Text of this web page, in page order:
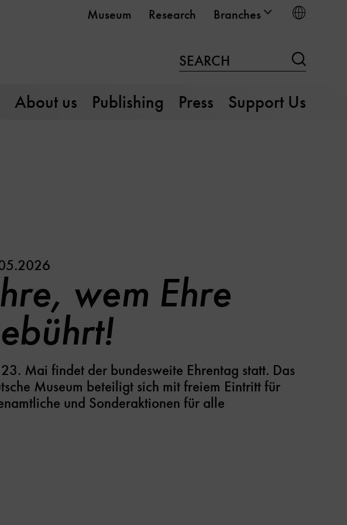
Museum Research Branches
SEARCH
About us Publishing Press Support Us
wem Ehre
Mai findet der bundesweite Ehrentag statt. Das
Museum beteiligt sich mit freiem Eintritt für
und Sonderaktionen für alle